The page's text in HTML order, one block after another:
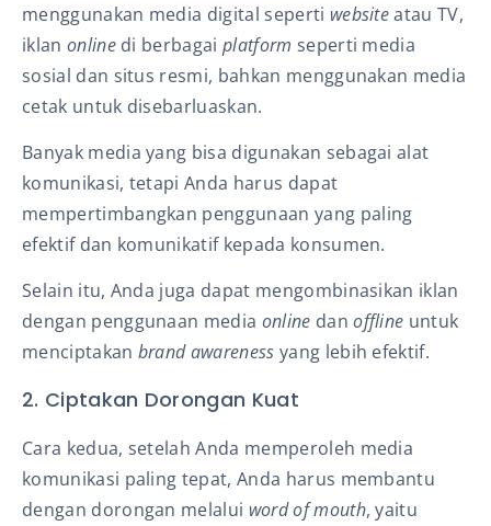
menggunakan media digital seperti websiteatau TV,
iklan onlinedi berbagaiplatform seperti media
sosial dan situs resmi, bahkan menggunakan media
cetak untuk disebarluaskan.
Banyak media yang bisa digunakan sebagai alat
komunikasi, tetapi Anda harus dapat
mempertimbangkan penggunaan yang paling
efektif dan komunikatif kepada konsumen.
Selain itu, Anda juga dapat mengombinasikan iklan
dengan penggunaan media online danoffline untuk
menciptakan brand awareness yang lebih efektif.
2. Ciptakan Dorongan Kuat
Cara kedua, setelah Anda memperoleh media
komunikasi paling tepat, Anda harus membantu
dengan dorongan melalui word of mouth, yaitu